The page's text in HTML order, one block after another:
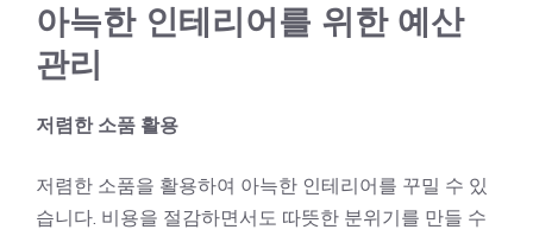
아늑한 인테리어를 위한 예산
관리
저렴한 소품 활용
저렴한 소품을 활용하여 아늑한 인테리어를 꾸밀 수 있
습니다. 비용을 절감하면서도 따뜻한 분위기를 만들 수